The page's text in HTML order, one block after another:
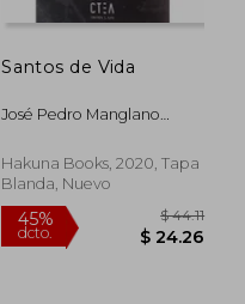
Santos de Vida
José Pedro Manglano
Hakuna Books, 2020, Tapa
Blanda, Nuevo